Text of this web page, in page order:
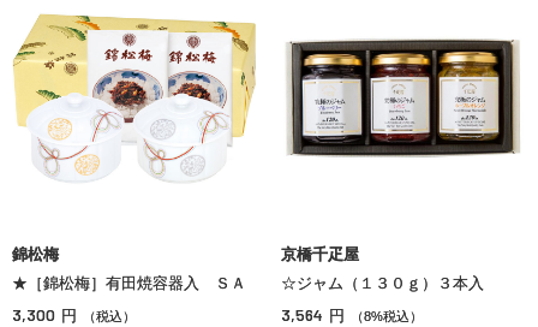
錦松梅
★［錦松梅］有田焼容器入 ＳＡ
3,300 円 （税込）
京橋千疋屋
☆ジャム（１３０ｇ）３本入
3,564 円 （8%税込）